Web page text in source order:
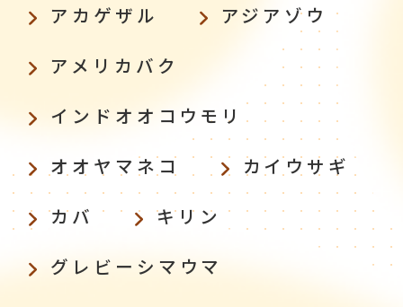
アカゲザル
アジアゾウ
アメリカバク
インドオオコウモリ
オオヤマネコ
カイウサギ
カバ
キリン
グレビーシマウマ